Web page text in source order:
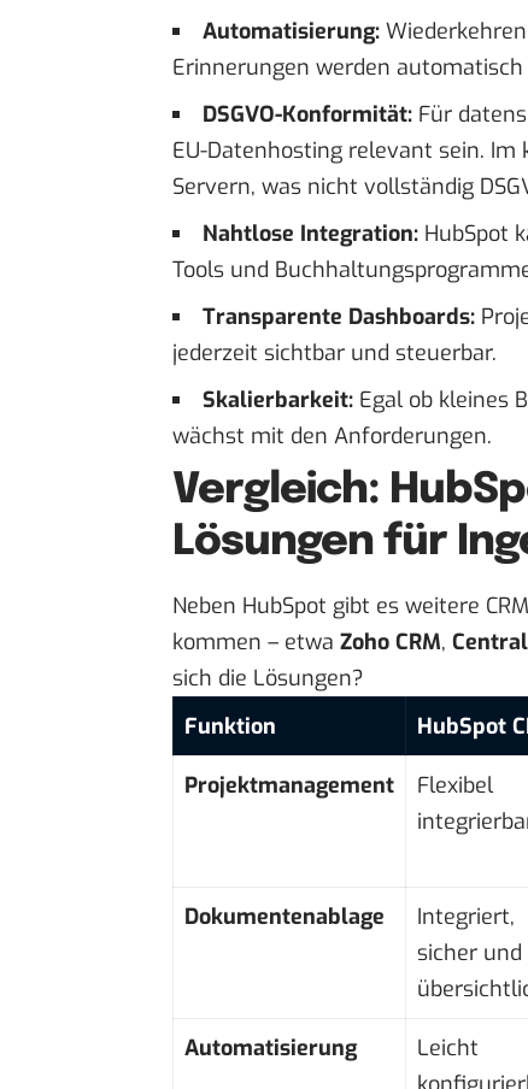
Automatisierung:
Erinnerungen werden
DSGVO-Konformität: Für
EU-Datenhosting relevant sein.
Servern, was nicht vollständig
Nahtlose Integration: HubSpot
Tools und
Transparente Dashboards:
jederzeit sichtbar und steuerbar.
Skalierbarkeit: Egal ob kleines
wächst mit den Anforderungen.
Vergleich:
Lösungen für
Neben HubSpot gibt es weitere
kommen – etwa Zoho CRM,
sich die Lösungen?
Funktion
HubSpot
Projektmanagement
Flexibel
Dokumentenablage
Integriert,
sicher und
Automatisierung
Leicht